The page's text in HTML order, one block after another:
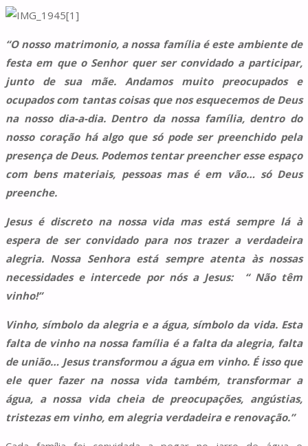
“O nosso matrimonio, a nossa família é este ambiente de
festa em que o Senhor quer ser convidado a participar,
junto de sua mãe. Andamos muito preocupados e
ocupados com tantas coisas que nos esquecemos de Deus
na nosso dia-a-dia. Dentro da nossa família, dentro do
nosso coração há algo que só pode ser preenchido pela
presença de Deus. Podemos tentar preencher esse espaço
com bens materiais, pessoas mas é em vão… só Deus
preenche.
Jesus é discreto na nossa vida mas está sempre lá à
espera de ser convidado para nos trazer a verdadeira
alegria. Nossa Senhora está sempre atenta às nossas
necessidades e intercede por nós a Jesus: “ Não têm
vinho!”
Vinho, símbolo da alegria e a água, símbolo da vida. Esta
falta de vinho na nossa família é a falta da alegria, falta
de união… Jesus transformou a água em vinho. É isso que
ele quer fazer na nossa vida também, transformar a
água, a nossa vida cheia de preocupações, angústias,
tristezas em vinho, em alegria verdadeira e renovação.”